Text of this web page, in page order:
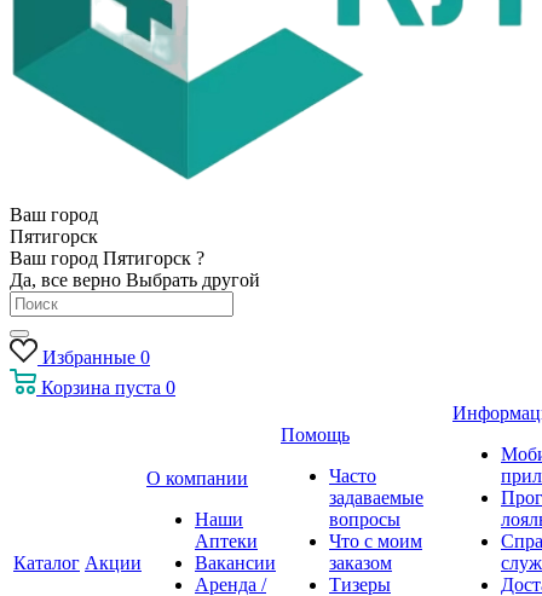
Ваш город
Пятигорск
Ваш город Пятигорск ?
Да, все верно Выбрать другой
Избранные 0
Корзина пуста 0
Каталог Акции
О компании
Наши
Аптеки
Вакансии
Аренда /
Помощь
Часто
задаваемые
вопросы
Что с моим
заказом
Тизеры